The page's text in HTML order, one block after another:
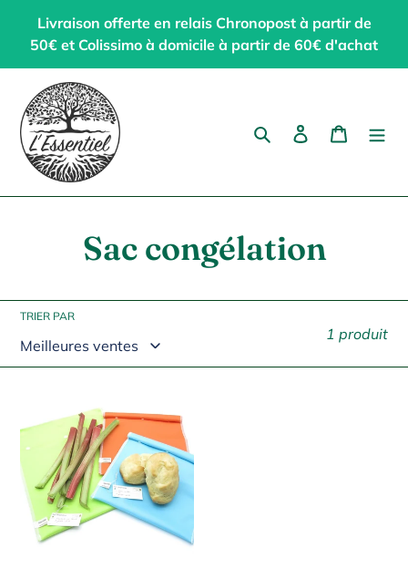
Livraison offerte en relais Chronopost à partir de
50€ et Colissimo à domicile à partir de 60€ d'achat
RechercherSe connecter
Panier
C
l
e
c
t
i
Sac congélation
TRIER PAR
1 produit
congélation
Alterosac